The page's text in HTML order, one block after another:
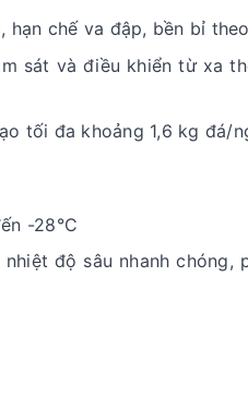
hạn chế va đập, bền bỉ
sát và điều khiển từ xa
tối đa khoảng 1,6 kg đá/
-28°C
độ sâu nhanh